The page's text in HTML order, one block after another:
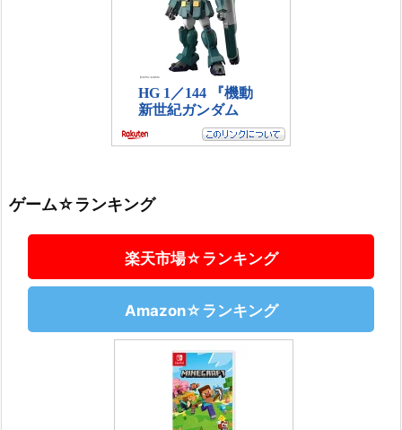
ゲーム☆ランキング
楽天市場☆ランキング
Amazon☆ランキング